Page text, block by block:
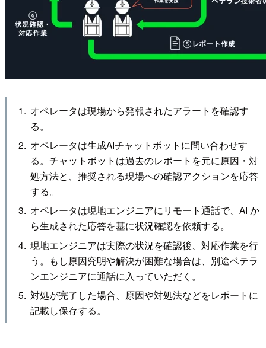
オペレータは現場から発報されたアラートを確認す
る。
オペレータは生成AIチャットボットに問い合わせす
る。チャットボットは過去のレポートを元に原因・対
処方法と、推奨される現場への確認アクションを応答
する。
オペレータは現地エンジニアにリモート通話で、AI か
ら生成された応答を基に状況確認を依頼する。
現地エンジニアは実際の状況を確認後、対応作業を行
う。もし原因究明や解決が困難な場合は、別途ベテラ
ンエンジニアに通話に入っていただく。
対処が完了した場合、原因や対処法などをレポートに
記載し保存する。